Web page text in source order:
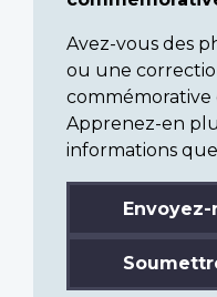
Avez-vous des
ou une
commémorative
Apprenez-en
informations